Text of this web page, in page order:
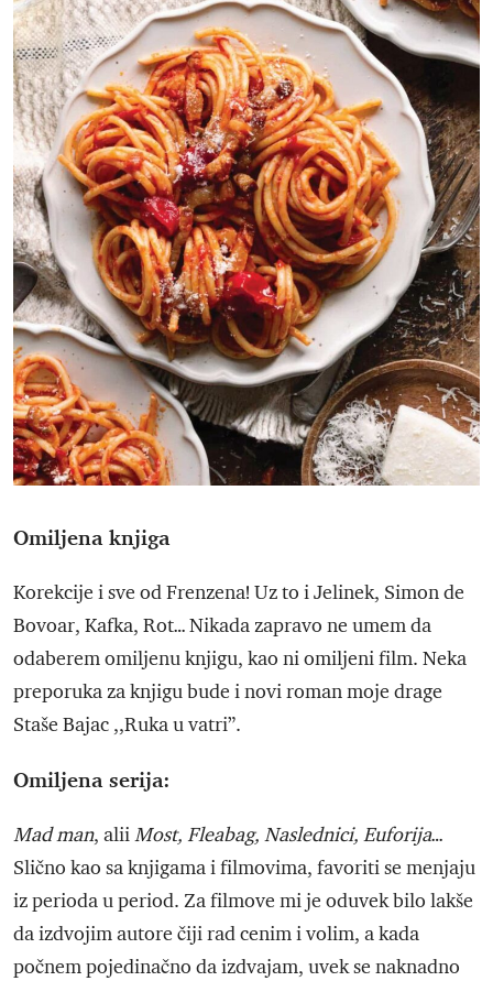
Omiljena knjiga
Korekcije i sve od Frenzena! Uz to i Jelinek, Simon de
Bovoar, Kafka, Rot… Nikada zapravo ne umem da
odaberem omiljenu knjigu, kao ni omiljeni film. Neka
preporuka za knjigu bude i novi roman moje drage
Staše Bajac ,,Ruka u vatri”.
Omiljena serija:
Mad man, aliiMost, Fleabag, Naslednici, Euforija…
Slično kao sa knjigama i filmovima, favoriti se menjaju
iz perioda u period. Za filmove mi je oduvek bilo lakše
da izdvojim autore čiji rad cenim i volim, a kada
počnem pojedinačno da izdvajam, uvek se naknadno